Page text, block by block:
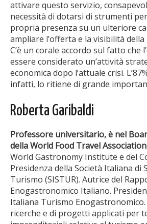
attivare questo servizio,
necessità di dotarsi di strumenti
propria presenza su un ulteriore
ampliare l’offerta e la visibilità
C’è un corale accordo sul fatto che
essere considerato un’attività
economica dopo l’attuale crisi.
infatti, lo ritiene di grande
Roberta Garibaldi
Professore universitario, è nel
della World Food Travel Association
World Gastronomy Institute e del
Presidenza della Società Italiana di
Turismo (SISTUR). Autrice del
Enogastronomico Italiano.
Italiana Turismo Enogastronomico.
ricerche e di progetti applicati per